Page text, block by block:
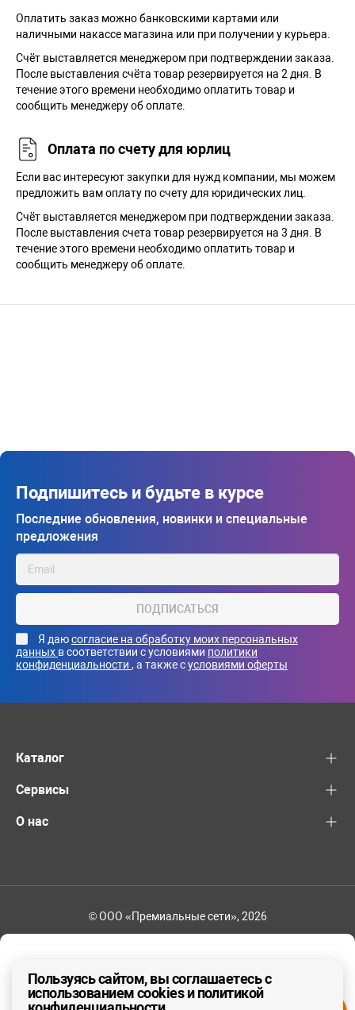
ДА, ВЕРНО
Оплатить заказ можно банковскими картами или
наличными накассе магазина или при получении у курьера.
Cчёт выставляется менеджером при подтверждении заказа.
После выставления счёта товар резервируется на 2 дня. В
течение этого времени необходимо оплатить товар и
сообщить менеджеру об оплате.
Оплата по счету для юрлиц
Если вас интересуют закупки для нужд компании, мы можем
предложить вам оплату по счету для юридических лиц.
Счёт выставляется менеджером при подтверждении заказа.
После выставления счета товар резервируется на 3 дня. В
течение этого времени необходимо оплатить товар и
сообщить менеджеру об оплате.
Подпишитесь и будьте в курсе
Последние обновления, новинки и специальные
предложения
ПОДПИСАТЬСЯ
Я даюсогласие на обработку моих персональных
данных в соответствии с условиями политики
конфиденциальности , а также сусловиями оферты
Каталог
Сервисы
О нас
© ООО «Премиальные сети», 2026
Пользуясь сайтом, вы соглашаетесь с
использованием cookies и политикой